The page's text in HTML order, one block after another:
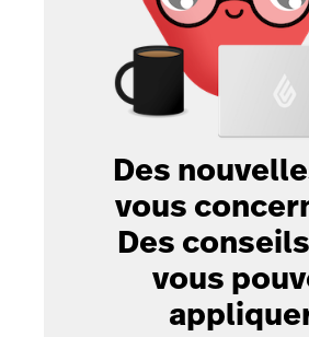
Des
vous
Des
vous